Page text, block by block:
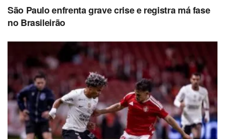
São Paulo enfrenta grave crise e registra má fase
no Brasileirão